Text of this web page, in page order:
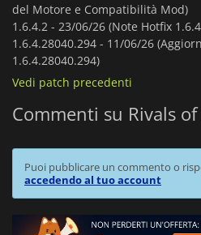
del Motore e Compatibilità Mod)
1.6.4.2 - 23/06/26 (Note Hotfix
1.6.4.28040.294 - 11/06/26
1.6.4.28040.294)
Vedi patch precedenti
Commenti su Rivals
Puoi pubblicare un commento o
accedendo al tuo account